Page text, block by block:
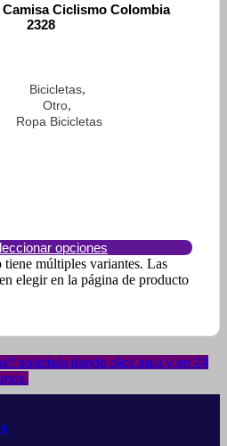
Ciclismo Colombia
2328
Bicicletas,
Otro,
Ropa Bicicletas
opciones
tiene múltiples variantes. Las
elegir en la página de producto
solicítalo dando click aquí y en 24